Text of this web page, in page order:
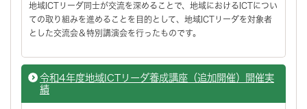
地域ICTリーダ同士が交流を深めることで、地域におけるICTについ
ての取り組みを進めることを目的として、地域ICTリーダを対象者
とした交流会＆特別講演会を行ったものです。
令和4年度地域ICTリーダ養成講座（追加開催）開催実
績